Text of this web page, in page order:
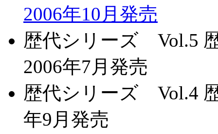
2006年10月発売
歴代シリーズ Vol.5
2006年7月発売
歴代シリーズ Vol.4
年9月発売